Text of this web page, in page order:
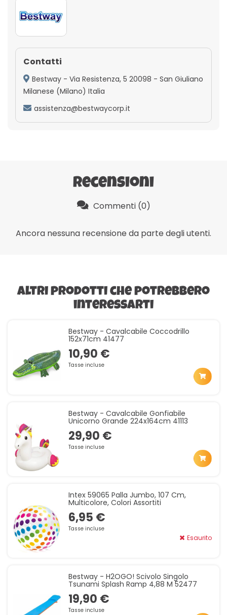
Contatti
Bestway - Via Resistenza, 5 20098 - San Giuliano
Milanese (Milano) Italia
assistenza@bestwaycorp.it
Recensioni
Commenti (0)
Ancora nessuna recensione da parte degli utenti.
Altri prodotti che potrebbero
interessarti
Bestway - Cavalcabile Coccodrillo
152x71cm 41477
10,90 €
Tasse incluse
Bestway - Cavalcabile Gonfiabile
Unicorno Grande 224x164cm 41113
29,90 €
Tasse incluse
Intex 59065 Palla Jumbo, 107 Cm,
Multicolore, Colori Assortiti
6,95 €
Tasse incluse
Esaurito
Bestway - H2OGO! Scivolo Singolo
Tsunami Splash Ramp 4,88 M 52477
19,90 €
Tasse incluse